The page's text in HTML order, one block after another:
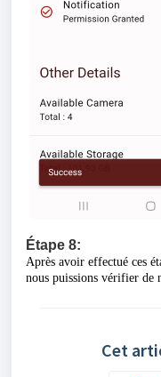
Étape 8:
Après avoir effectué ces
nous puissions vérifier de
Cet